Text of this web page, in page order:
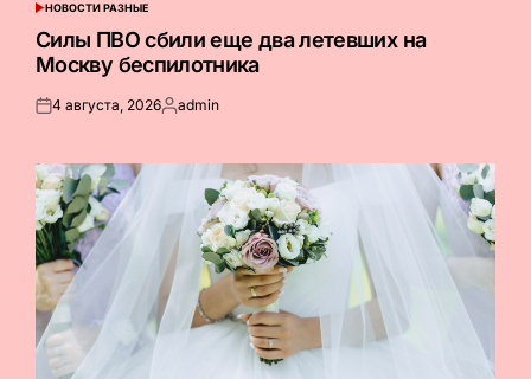
ОПУБЛИКОВАНО
В
НОВОСТИ РАЗНЫЕ
Силы ПВО сбили еще два летевших на
Москву беспилотника
Опубликовано
4 августа, 2026Запись
admin